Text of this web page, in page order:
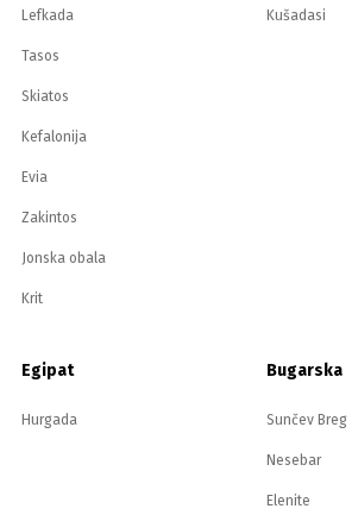
Lefkada
Tasos
Skiatos
Kefalonija
Evia
Zakintos
Jonska obala
Krit
Kušadasi
Egipat
Hurgada
Bugarska
Sunčev Breg
Nesebar
Elenite